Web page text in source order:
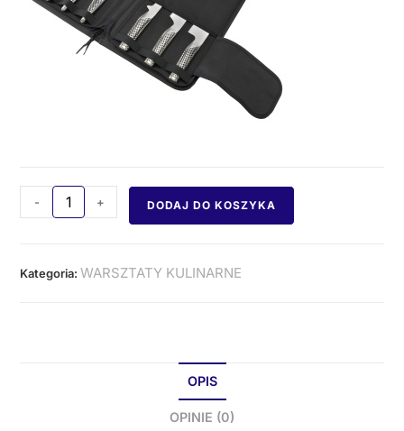
- + DODAJ DO KOSZYKA
Kategoria:WARSZTATY KULINARNE
OPIS
OPINIE (0)